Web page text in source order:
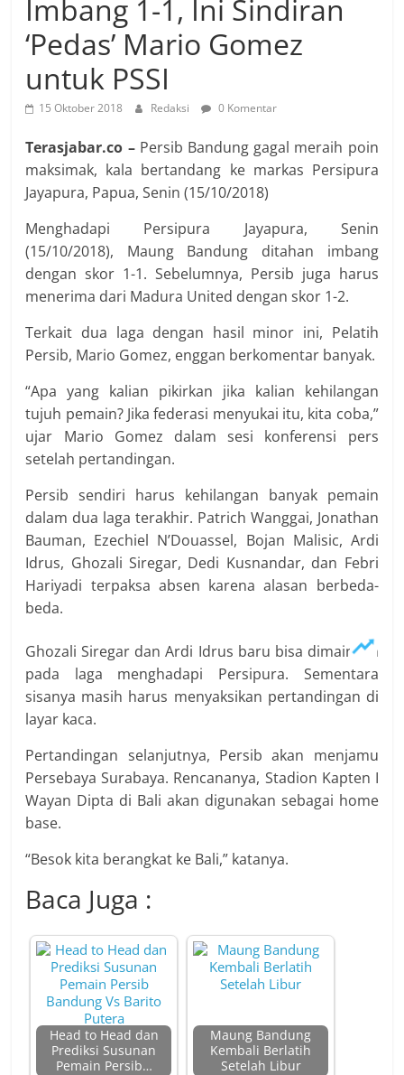
Imbang 1-1, Ini Sindiran
‘Pedas’ Mario Gomez
untuk PSSI
15 Oktober 2018 Redaksi 0 Komentar
Terasjabar.co –Persib Bandung gagal meraih poin
maksimak, kala bertandang ke markas Persipura
Jayapura, Papua, Senin (15/10/2018)
Menghadapi Persipura Jayapura, Senin
(15/10/2018), Maung Bandung ditahan imbang
dengan skor 1-1. Sebelumnya, Persib juga harus
menerima dari Madura United dengan skor 1-2.
Terkait dua laga dengan hasil minor ini, Pelatih
Persib, Mario Gomez, enggan berkomentar banyak.
“Apa yang kalian pikirkan jika kalian kehilangan
tujuh pemain? Jika federasi menyukai itu, kita coba,”
ujar Mario Gomez dalam sesi konferensi pers
setelah pertandingan.
Persib sendiri harus kehilangan banyak pemain
dalam dua laga terakhir. Patrich Wanggai, Jonathan
Bauman, Ezechiel N’Douassel, Bojan Malisic, Ardi
Idrus, Ghozali Siregar, Dedi Kusnandar, dan Febri
Hariyadi terpaksa absen karena alasan berbeda-
beda.
Ghozali Siregar dan Ardi Idrus baru bisa dimainkan
pada laga menghadapi Persipura. Sementara
sisanya masih harus menyaksikan pertandingan di
layar kaca.
Pertandingan selanjutnya, Persib akan menjamu
Persebaya Surabaya. Rencananya, Stadion Kapten I
Wayan Dipta di Bali akan digunakan sebagai home
base.
“Besok kita berangkat ke Bali,” katanya.
Baca Juga :
Head to Head dan
Prediksi Susunan
Pemain Persib…
Maung Bandung
Kembali Berlatih
Setelah Libur